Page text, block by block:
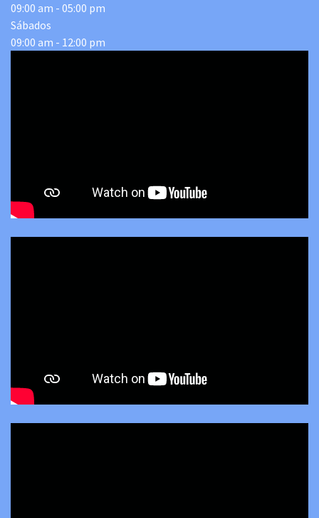
09:00 am - 05:00 pm
Sábados
09:00 am - 12:00 pm